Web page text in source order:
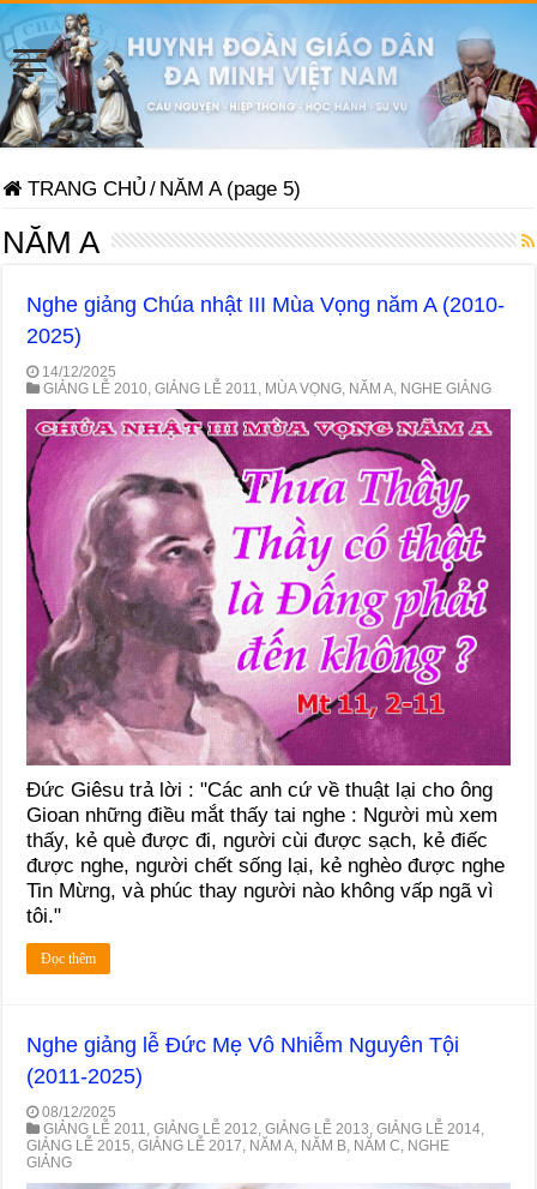
TRANG CHỦ / NĂM A (page 5)
NĂM A
Nghe giảng Chúa nhật III Mùa Vọng năm A (2010-
2025)
14/12/2025
GIẢNG LỄ 2010 ,GIẢNG LỄ 2011 MÙA VỌNG NĂM A NGHE GIẢNG
Đức Giêsu trả lời : "Các anh cứ về thuật lại cho ông
Gioan những điều mắt thấy tai nghe : Người mù xem
thấy, kẻ què được đi, người cùi được sạch, kẻ điếc
được nghe, người chết sống lại, kẻ nghèo được nghe
Tin Mừng, và phúc thay người nào không vấp ngã vì
tôi."
Đọc thêm
Nghe giảng lễ Đức Mẹ Vô Nhiễm Nguyên Tội
(2011-2025)
08/12/2025
GIẢNG LỄ 2011,GIẢNG LỄ 2012,GIẢNG LỄ 2013,GIẢNG LỄ 2014,
GIẢNG LỄ 2015,GIẢNG LỄ 2017, NĂM A, NĂM B, NĂM C, NGHE
GIẢNG